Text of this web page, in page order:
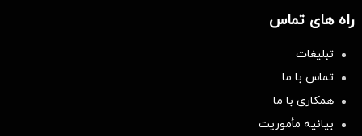
راه های تماس
تبلیغات
تماس با ما
همکاری با ما
بیانیه مأموریت